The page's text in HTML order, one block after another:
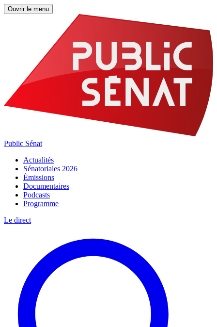
Ouvrir le menu
Public Sénat
Actualités
Sénatoriales 2026
Émissions
Documentaires
Podcasts
Programme
Le direct